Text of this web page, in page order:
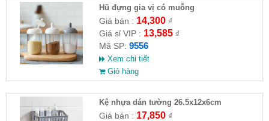
Hũ đựng gia vị có muỗng
Giá bán : 14,300₫
Giá sỉ VIP : 13,585₫
Mã SP: 9556
Xem chi tiết
Giỏ hàng
Kệ nhựa dán tường 26.5x12x6cm
Giá bán : 17,850₫